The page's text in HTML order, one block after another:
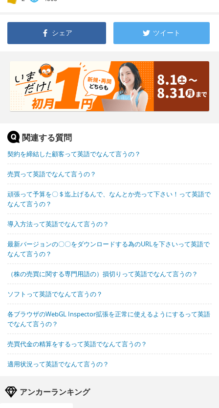
シェア ツイート
関連する質問
契約を締結した顧客って英語でなんて言うの？
売買って英語でなんて言うの？
頑張って予算を〇＄迄上げるんで、なんとか売って下さい！って英語で
なんて言うの？
導入方法って英語でなんて言うの？
最新バージョンの〇〇をダウンロードする為のURLを下さいって英語で
なんて言うの？
（株の売買に関する専門用語の）損切りって英語でなんて言うの？
ソフトって英語でなんて言うの？
各ブラウザのWebGL Inspector拡張を正常に使えるようにするって英語
でなんて言うの？
売買代金の精算をするって英語でなんて言うの？
適用状況って英語でなんて言うの？
アンカーランキング